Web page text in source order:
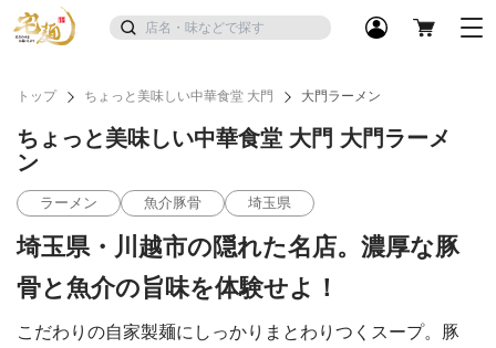
トップ ちょっと美味しい中華食堂 大門 大門ラーメン
ちょっと美味しい中華食堂 大門 大門ラーメ
ン
ラーメン 魚介豚骨 埼玉県
埼玉県・川越市の隠れた名店。濃厚な豚
骨と魚介の旨味を体験せよ！
こだわりの自家製麺にしっかりまとわりつくスープ。豚